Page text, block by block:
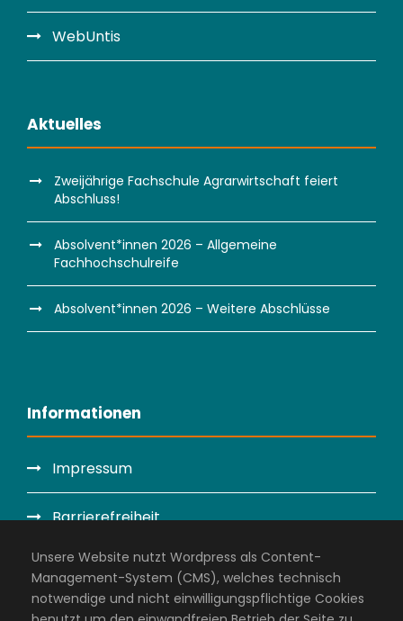
WebUntis
Aktuelles
Zweijährige Fachschule Agrarwirtschaft feiert
Abschluss!
Absolvent*innen 2026 – Allgemeine
Fachhochschulreife
Absolvent*innen 2026 – Weitere Abschlüsse
Informationen
Impressum
Barrierefreiheit
Datenschutzerklärung
Administration
Unsere Website nutzt Wordpress als Content-
Management-System (CMS), welches technisch
notwendige und nicht einwilligungspflichtige Cookies